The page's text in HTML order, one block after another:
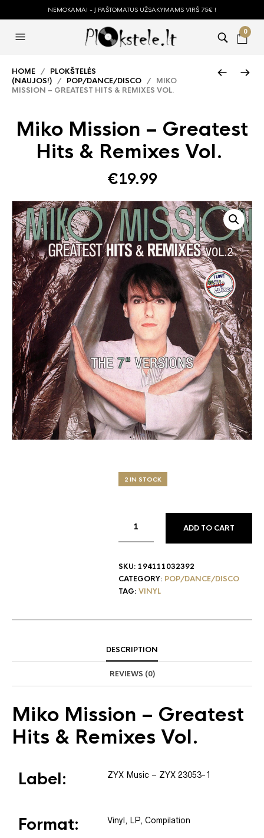
NEMOKAMAI - Į PAŠTOMATUS UŽSAKYMAMS VIRŠ 75€ !
0
HOME / PLOKŠTELĖS
(NAUJOS!) / POP/DANCE/DISCO / MIKO
MISSION – GREATEST HITS & REMIXES VOL.
Miko Mission – Greatest
Hits & Remixes Vol.
€19.99
2 IN STOCK
ADD TO CART
SKU: 194111032392
CATEGORY: POP/DANCE/DISCO
TAG: VINYL
DESCRIPTION
REVIEWS (0)
Miko Mission – Greatest
Hits & Remixes Vol.
Label: ZYX Music – ZYX 23053-1
Format: Vinyl , LP, Compilation